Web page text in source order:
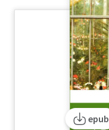
Tankönyv, segédkönyv
epub